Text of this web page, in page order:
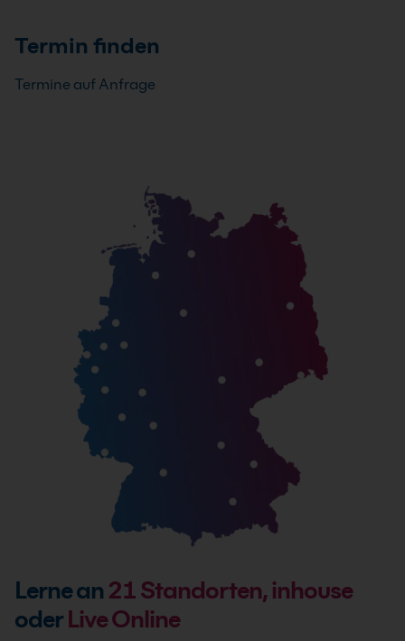
Termin finden
Termine auf Anfrage
Lerne an 21Standorten, inhouse
oderLive Online